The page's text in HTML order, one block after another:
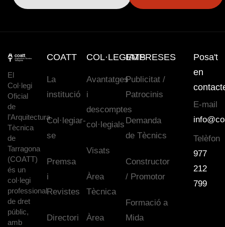
El
Col·legi
Oficial
de
l’Arquitectura
Tècnica
de
Tarragona
(COATT)
és un
col·legi
professional
de dret
públic,
amb
COATT
La
institució
Col·legiar-
se
Premsa
i
Revistes
Directori
COL·LEGIATS
Avantatges
i
descomptes
col·legials
Visats
Àrea
Tècnica
Àrea
EMPRESES
Publicitat /
Patrocinis
Demanda
de Tècnics
Constructor
/ Promotor
Formació a
Mida
Posa't
en
E-mail
Telèfon
977
212
799